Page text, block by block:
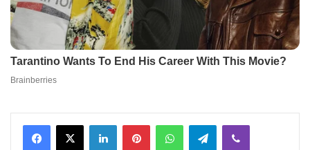
Facebook
X LinkedInPinterestWhatsAppTelegramViber